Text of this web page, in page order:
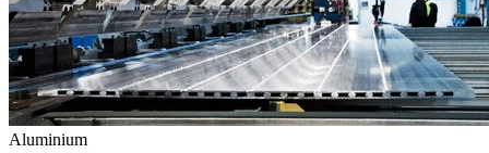
Aluminium